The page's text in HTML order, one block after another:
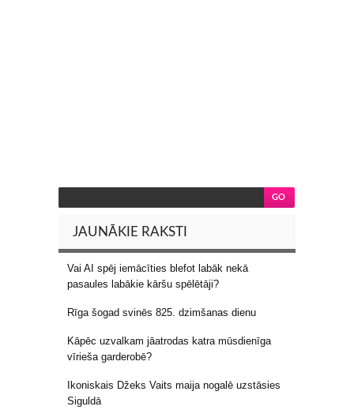
JAUNĀKIE RAKSTI
Vai AI spēj iemācīties blefot labāk nekā
pasaules labākie kāršu spēlētāji?
Rīga šogad svinēs 825. dzimšanas dienu
Kāpēc uzvalkam jāatrodas katra mūsdienīga
vīrieša garderobē?
Ikoniskais Džeks Vaits maija nogalē uzstāsies
Siguldā